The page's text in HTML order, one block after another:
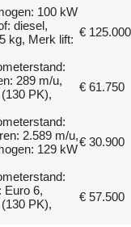
100 kW
diesel,
kg, Merk lift:
€ 125.000
289 m/u,
PK),
€ 61.750
2.589 m/u,
129 kW
€ 30.900
Euro 6,
PK),
€ 57.500